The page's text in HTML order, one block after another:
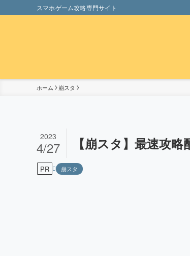
スマホゲーム攻略専門サイト
ホーム 崩スタ
【崩スタ】最速攻
2023
4/27
PR 崩スタ